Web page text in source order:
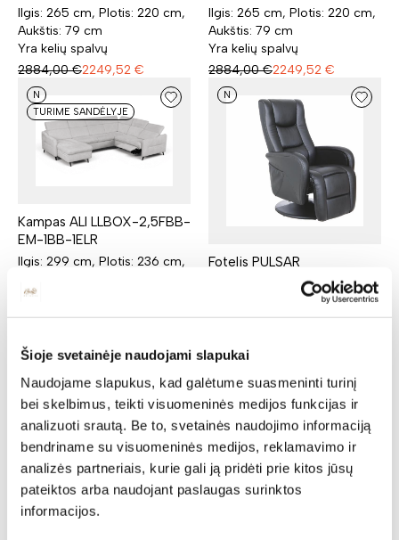
Šioje svetainėje naudojami slapukai
Naudojame slapukus, kad galėtume suasmeninti turinį
bei skelbimus, teikti visuomeninės medijos funkcijas ir
analizuoti srautą. Be to, svetainės naudojimo informaciją
bendriname su visuomeninės medijos, reklamavimo ir
analizės partneriais, kurie gali ją pridėti prie kitos jūsų
pateiktos arba naudojant paslaugas surinktos
informacijos.
Ilgis: 265 cm, Plotis: 220 cm,
Aukštis: 79 cm
Yra kelių spalvų
2884,00 €2249,52 €
Ilgis: 265 cm, Plotis: 220 cm,
Aukštis: 79 cm
Yra kelių spalvų
2884,00 €2249,52 €
N
TURIME SANDĖLYJE
Kampas ALI LLBOX-2,5FBB-
EM-1BB-1ELR
Ilgis: 299 cm, Plotis: 236 cm,
Yra kelių spalvų
4073,00 €3176,94 €
N
Fotelis PULSAR
Plotis: 68 cm, Gylis: 85 cm,
Yra kelių spalvų